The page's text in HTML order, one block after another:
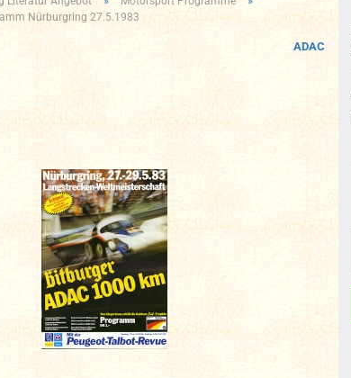
Nürburgring 27.5.1983
ADAC